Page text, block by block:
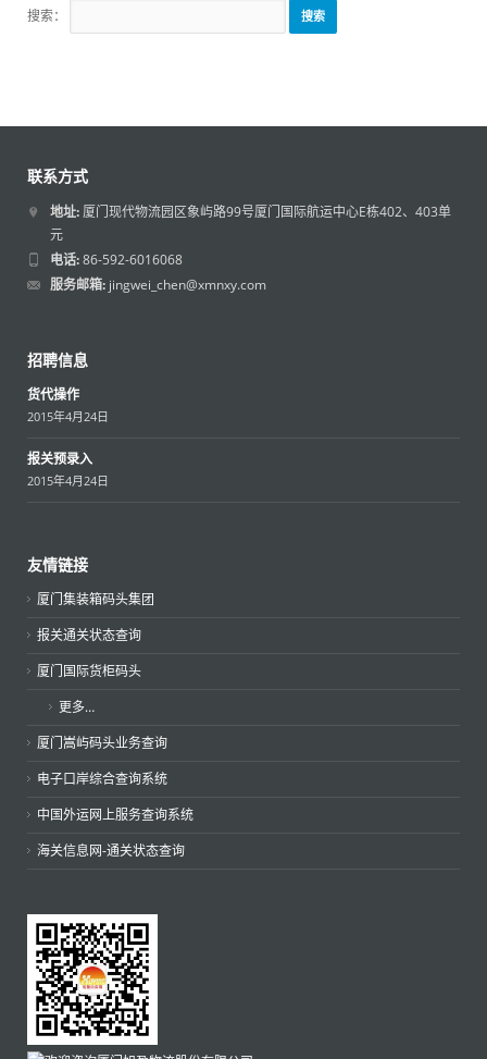
搜索：
联系方式
地址:厦门现代物流园区象屿路99号厦门国际航运中心E栋402、403单
元
电话:86-592-6016068
服务邮箱: jingwei_chen@xmnxy.com
招聘信息
货代操作
2015年4月24日
报关预录入
2015年4月24日
友情链接
厦门集装箱码头集团
报关通关状态查询
厦门国际货柜码头
更多…
厦门嵩屿码头业务查询
电子口岸综合查询系统
中国外运网上服务查询系统
海关信息网-通关状态查询